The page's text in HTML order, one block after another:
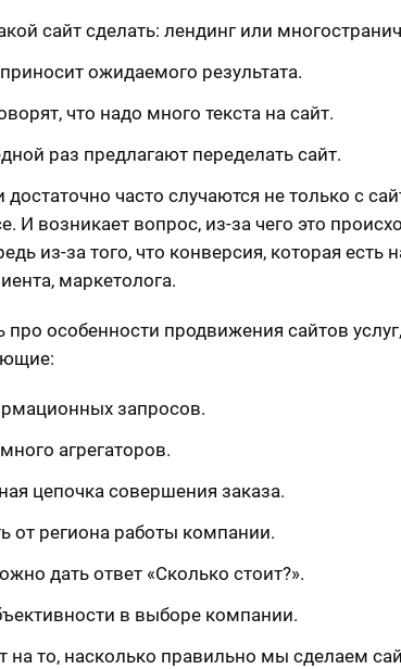
сайт сделать: лендинг или
ожидаемого результата.
что надо много текста на сайт.
раз предлагают переделать сайт.
достаточно часто случаются не только с
И возникает вопрос, из-за чего это
из-за того, что конверсия, которая есть
маркетолога.
про особенности продвижения сайтов
запросов.
агрегаторов.
цепочка совершения заказа.
от региона работы компании.
дать ответ «Сколько стоит?».
в выборе компании.
на то, насколько правильно мы сделаем